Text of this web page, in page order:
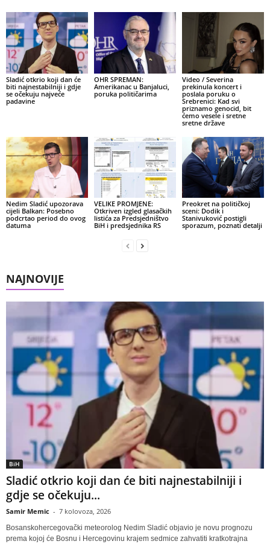
Sladić otkrio koji dan će
biti najnestabilniji i gdje
se očekuju najveće
padavine
OHR SPREMAN:
Amerikanac u Banjaluci,
poruka političarima
Video / Severina
prekinula koncert i
poslala poruku o
Srebrenici: Kad svi
priznamo genocid, bit
ćemo vesele i sretne
sretne države
Nedim Sladić upozorava
cijeli Balkan: Posebno
podcrtao period do ovog
datuma
VELIKE PROMJENE:
Otkriven izgled glasačkih
listića za Predsjedništvo
BiH i predsjednika RS
Preokret na političkoj
sceni: Dodik i
Stanivuković postigli
sporazum, poznati detalji
NAJNOVIJE
BiH
Sladić otkrio koji dan će biti najnestabilniji i
gdje se očekuju...
Samir Memic - 7 kolovoza, 2026
Bosanskohercegovački meteorolog Nedim Sladić objavio je novu prognozu
prema kojoj će Bosnu i Hercegovinu krajem sedmice zahvatiti kratkotrajna